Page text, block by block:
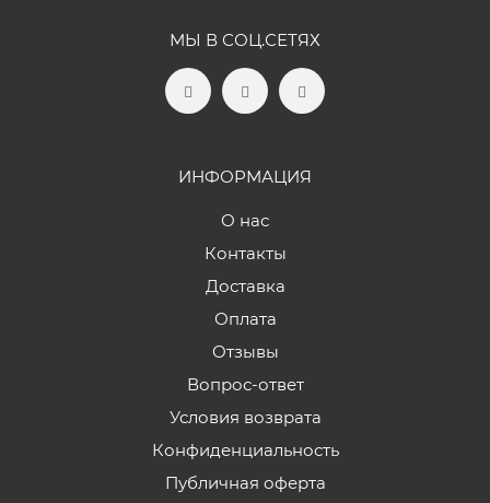
МЫ В СОЦ.СЕТЯХ
ИНФОРМАЦИЯ
О нас
Контакты
Доставка
Оплата
Отзывы
Вопрос-ответ
Условия возврата
Конфиденциальность
Публичная оферта